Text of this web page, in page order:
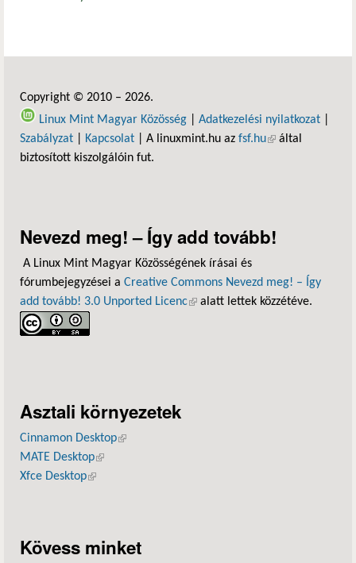
Copyright © 2010 – 2026.
Linux Mint Magyar Közösség
Adatkezelési nyilatkozat
Szabályzat
Kapcsolat | A linuxmint.hu az fsf.hu(külső hivatkozás)
által
biztosított kiszolgálóin fut.
Nevezd meg! – Így add tovább!
A Linux Mint Magyar Közösségének írásai és
fórumbejegyzései a Creative Commons Nevezd meg! – Így
add tovább! 3.0 Unported Licenc(külső hivatkozás)
alatt lettek közzétéve.
Asztali környezetek
Cinnamon Desktop(külső hivatkozás)
MATE Desktop(külső hivatkozás)
Xfce Desktop(külső hivatkozás)
Kövess minket